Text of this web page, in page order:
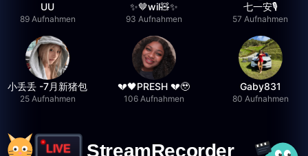
UU
89 Aufnahmen
✨🤎wil🧸✨
93 Aufnahmen
七一安🎙️
57 Aufnahmen
小丢丢 -7月新猪包
25 Aufnahmen
💔🖤PRESH 💔🥹
106 Aufnahmen
Gaby831
80 Aufnahmen